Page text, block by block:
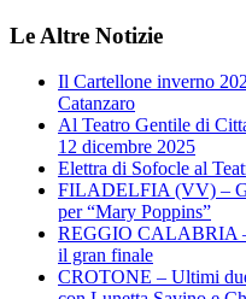
Le Altre Notizie
Il Cartellone inverno
Catanzaro
Al Teatro Gentile di
12 dicembre 2025
Elettra di Sofocle al
FILADELFIA (VV) –
per “Mary Poppins”
REGGIO CALABRIA –
il gran finale
CROTONE – Ultimi